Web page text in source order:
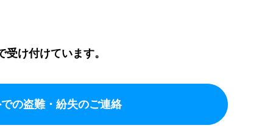
け付けています。
の盗難・紛失のご連絡